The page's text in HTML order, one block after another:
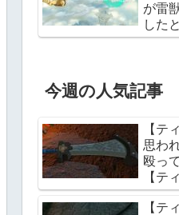
が雷
した
って
今週の人気記事
【テ
思わ
殴っ
【テ
ダム
【テ